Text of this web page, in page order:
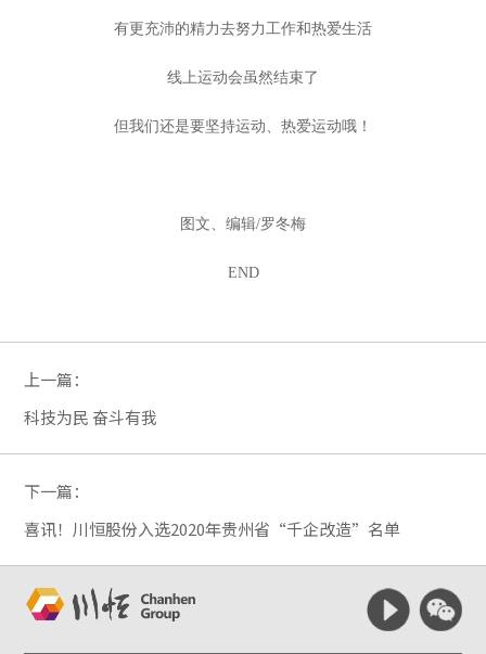
有更充沛的精力去努力工作和热爱生活
线上运动会虽然结束了
但我们还是要坚持运动、热爱运动哦！
图文、编辑/罗冬梅
END
上一篇：
科技为民 奋斗有我
下一篇：
喜讯！川恒股份入选2020年贵州省“千企改造”名单